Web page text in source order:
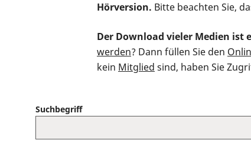
Hörversion. Bitte beachten Sie,
Der Download vieler Medien ist
werden? Dann füllen Sie den
kein Mitglied sind, haben Sie
Suchbegriff